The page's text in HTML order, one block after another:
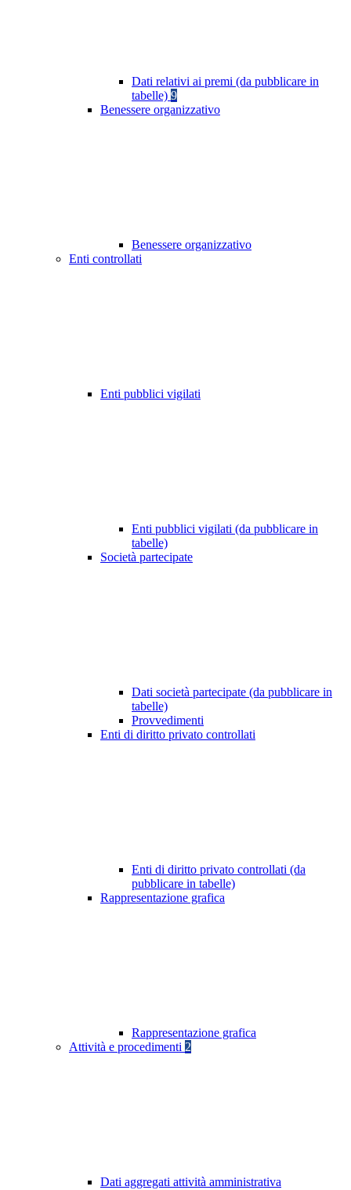
Dati relativi ai premi (da pubblicare in
tabelle) 9
Benessere organizzativo
Benessere organizzativo
Enti controllati
Enti pubblici vigilati
Enti pubblici vigilati (da pubblicare in
tabelle)
Società partecipate
Dati società partecipate (da pubblicare in
tabelle)
Provvedimenti
Enti di diritto privato controllati
Enti di diritto privato controllati (da
pubblicare in tabelle)
Rappresentazione grafica
Rappresentazione grafica
Attività e procedimenti 2
Dati aggregati attività amministrativa